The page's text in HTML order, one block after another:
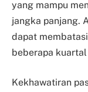
yang mampu
jangka panjang.
dapat
beberapa
Kekhawatiran